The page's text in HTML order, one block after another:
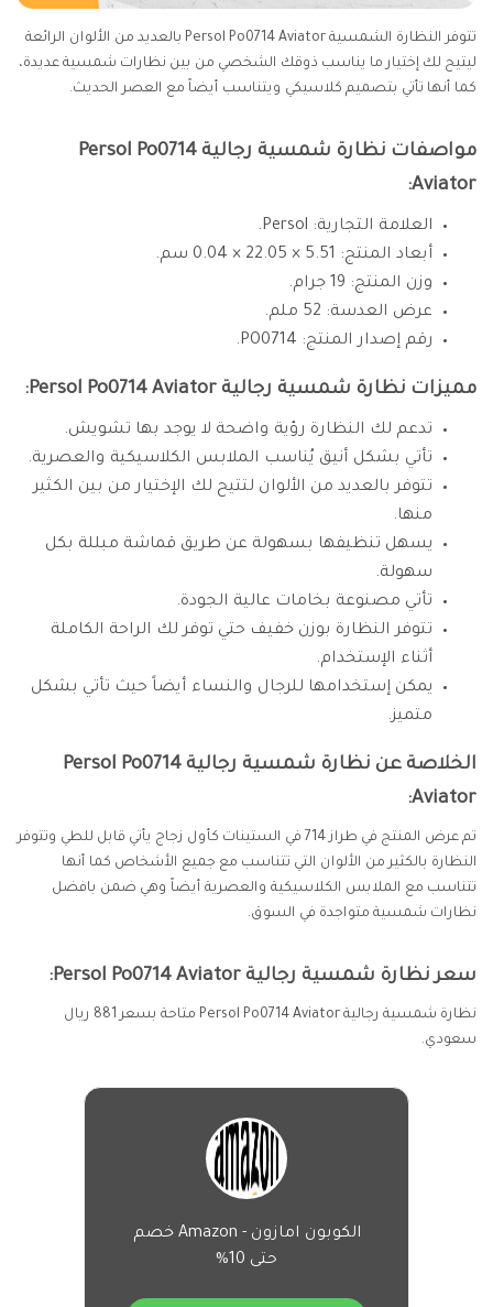
تتوفر النظارة الشمسية Persol Po0714 Aviator بالعديد من الألوان الرائعة
ليتيح لك إختيار ما يناسب ذوقك الشخصي من بين نظارات شمسية عديدة،
كما أنها تأتي بتصميم كلاسيكي ويتناسب أيضاً مع العصر الحديث.
مواصفات نظارة شمسية رجالية Persol Po0714
Aviator:
العلامة التجارية: Persol.
أبعاد المنتج: 5.51 × 22.05 × 0.04 سم.
وزن المنتج: 19 جرام.
عرض العدسة: 52 ملم.
رقم إصدار المنتج: PO0714.
مميزات نظارة شمسية رجالية Persol Po0714 Aviator:
تدعم لك النظارة رؤية واضحة لا يوجد بها تشويش.
تأتي بشكل أنيق يُناسب الملابس الكلاسيكية والعصرية.
تتوفر بالعديد من الألوان لتتيح لك الإختيار من بين الكثير
منها.
يسهل تنظيفها بسهولة عن طريق قماشة مبللة بكل
سهولة.
تأتي مصنوعة بخامات عالية الجودة.
تتوفر النظارة بوزن خفيف حتي توفر لك الراحة الكاملة
أثناء الإستخدام.
يمكن إستخدامها للرجال والنساء أيضاً حيث تأتي بشكل
متميز.
الخلاصة عن نظارة شمسية رجالية Persol Po0714
Aviator:
تم عرض المنتج في طراز 714 في الستينات كأول زجاج يأتي قابل للطي وتتوفر
النظارة بالكثير من الألوان التي تتناسب مع جميع الأشخاص كما أنها
تتناسب مع الملابس الكلاسيكية والعصرية أيضاً وهي ضمن بافضل
نظارات شمسية متواجدة في السوق.
سعر نظارة شمسية رجالية Persol Po0714 Aviator:
نظارة شمسية رجالية Persol Po0714 Aviator متاحة بسعر 881 ريال
سعودي.
الكوبون امازون - Amazon خصم
حتى 10%